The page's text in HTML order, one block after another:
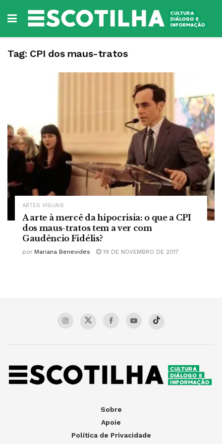
Tag: CPI dos maus-tratos
ARTES VISUAIS
A arte à mercê da hipocrisia: o que a CPI
dos maus-tratos tem a ver com
Gaudêncio Fidélis?
por Mariana Benevides 19 DE NOVEMBRO DE 2017
Sobre
Apoie
Política de Privacidade